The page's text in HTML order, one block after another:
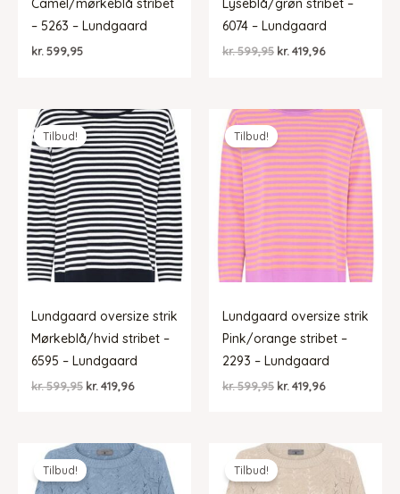
Camel/mørkeblå stribet
– 5263 – Lundgaard
kr.599,95
Lyseblå/grøn stribet –
6074 – Lundgaard
kr.599,95 Den
kr. 599,95.
kr.419,96Den
kr. 419,96.
Tilbud!
Lundgaard oversize strik
Mørkeblå/hvid stribet –
6595 – Lundgaard
kr.599,95 Den
kr. 599,95.
kr. 419,96Den
kr. 419,96.
Tilbud!
Lundgaard oversize strik
Pink/orange stribet –
2293 – Lundgaard
kr.599,95 Den
kr. 599,95.
kr. 419,96Den
kr. 419,96.
Tilbud! Tilbud!